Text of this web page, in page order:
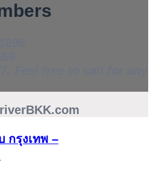
กรุงเทพ –